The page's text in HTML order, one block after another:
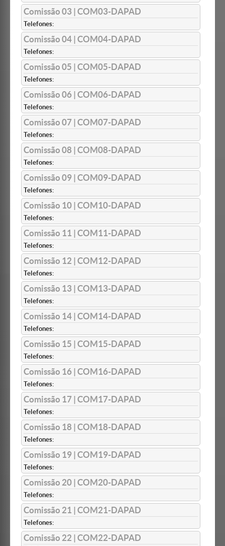
Comissão 03 | COM03-DAPAD
Telefones:
Comissão 04 | COM04-DAPAD
Telefones:
Comissão 05 | COM05-DAPAD
Telefones:
Comissão 06 | COM06-DAPAD
Telefones:
Comissão 07 | COM07-DAPAD
Telefones:
Comissão 08 | COM08-DAPAD
Telefones:
Comissão 09 | COM09-DAPAD
Telefones:
Comissão 10 | COM10-DAPAD
Telefones:
Comissão 11 | COM11-DAPAD
Telefones:
Comissão 12 | COM12-DAPAD
Telefones:
Comissão 13 | COM13-DAPAD
Telefones:
Comissão 14 | COM14-DAPAD
Telefones:
Comissão 15 | COM15-DAPAD
Telefones:
Comissão 16 | COM16-DAPAD
Telefones:
Comissão 17 | COM17-DAPAD
Telefones:
Comissão 18 | COM18-DAPAD
Telefones:
Comissão 19 | COM19-DAPAD
Telefones:
Comissão 20 | COM20-DAPAD
Telefones:
Comissão 21 | COM21-DAPAD
Telefones:
Comissão 22 | COM22-DAPAD